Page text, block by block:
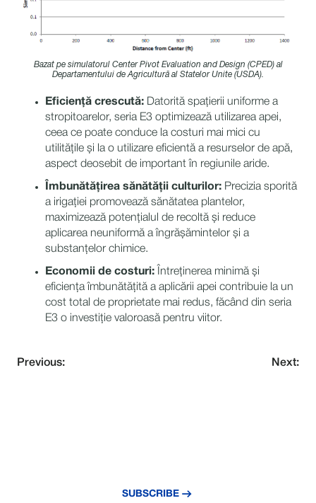
Bazat pe simulatorul Center Pivot Evaluation and Design (CPED) al
Departamentului de Agricultură al Statelor Unite (USDA).
Eficiență crescută: Datorită spațierii uniforme a
stropitoarelor, seria E3 optimizează utilizarea apei,
ceea ce poate conduce la costuri mai mici cu
utilitățile și la o utilizare eficientă a resurselor de apă,
aspect deosebit de important în regiunile aride.
Îmbunătățirea sănătății culturilor: Precizia sporită
a irigației promovează sănătatea plantelor,
maximizează potențialul de recoltă și reduce
aplicarea neuniformă a îngrășămintelor și a
substanțelor chimice.
Economii de costuri: Întreținerea minimă și
eficiența îmbunătățită a aplicării apei contribuie la un
cost total de proprietate mai redus, făcând din seria
E3 o investiție valoroasă pentru viitor.
Previous: Next:
SUBSCRIBE